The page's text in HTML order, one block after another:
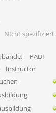
NIcht spezifiziert.
PADI
Instructor